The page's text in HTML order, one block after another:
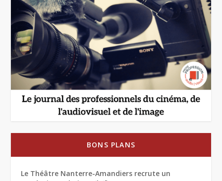
BONS PLANS
Le Théâtre Nanterre-Amandiers recrute un